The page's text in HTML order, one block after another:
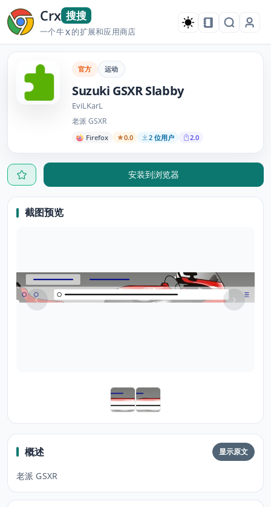
Crx 搜搜
一个牛X的扩展和应用商店
官方 运动
Suzuki GSXR Slabby
EviLKarL
老派 GSXR
Firefox 0.0 2 位用户 2.0
安装到浏览器
截图预览
概述 显示原文
老派 GSXR